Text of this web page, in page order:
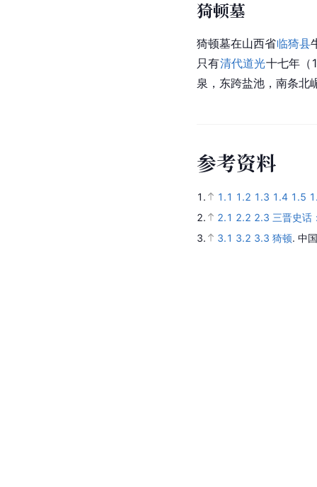
猗顿墓
猗顿墓在山西省临猗县
只有清代道光十七年（
泉 ，东跨盐池，南条
参考资料
1. 1.1 1.2 1.3 1.4 1.5
2.
2.1 2.2 2.3 三晋史话
3.
3.1 3.2 3.3 猗顿. 中